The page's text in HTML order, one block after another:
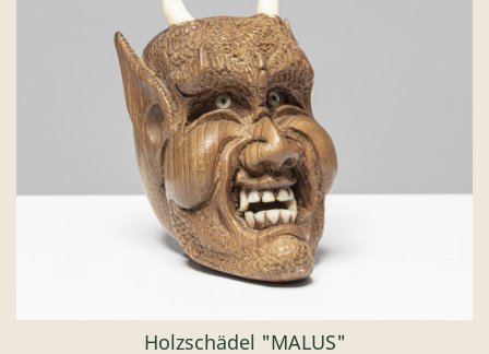
Holzschädel "MALUS"